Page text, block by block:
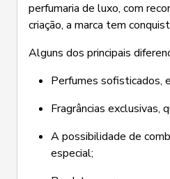
perfumaria de luxo, com
criação, a marca tem
Alguns dos principais
Perfumes sofisticados,
Fragrâncias exclusivas,
A possibilidade de
especial;